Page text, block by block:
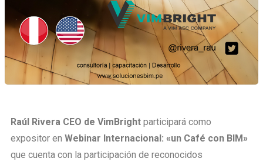
Raúl Rivera CEO de VimBright participará como
expositor en Webinar Internacional: «un Café con BIM»
que cuenta con la participación de reconocidos